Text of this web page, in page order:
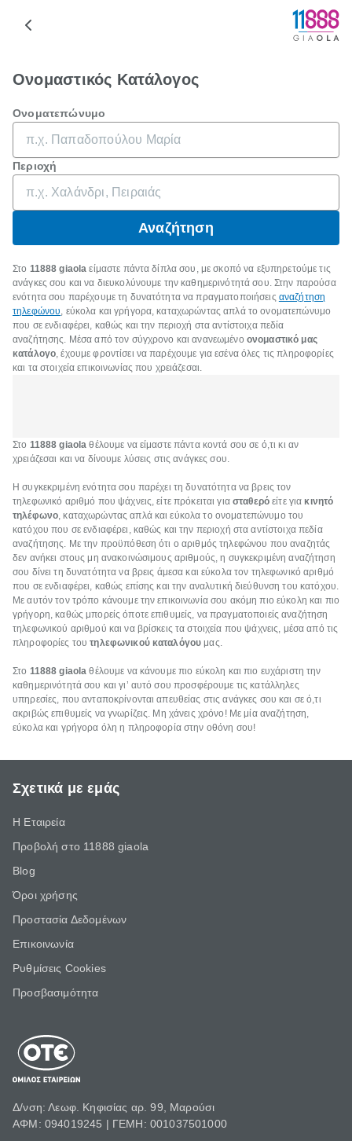
Ονομαστικός Κατάλογος
Ονοματεπώνυμο
Περιοχή
Αναζήτηση
Στο 11888 giaola είμαστε πάντα δίπλα σου, με σκοπό να εξυπηρετούμε τις
ανάγκες σου και να διευκολύνουμε την καθημερινότητά σου. Στην παρούσα
ενότητα σου παρέχουμε τη δυνατότητα να πραγματοποιήσεις αναζήτηση
τηλεφώνου, εύκολα και γρήγορα, καταχωρώντας απλά το ονοματεπώνυμο
που σε ενδιαφέρει, καθώς και την περιοχή στα αντίστοιχα πεδία
αναζήτησης. Μέσα από τον σύγχρονο και ανανεωμένο ονομαστικό μας
κατάλογο, έχουμε φροντίσει να παρέχουμε για εσένα όλες τις πληροφορίες
και τα στοιχεία επικοινωνίας που χρειάζεσαι.
Στο 11888 giaola θέλουμε να είμαστε πάντα κοντά σου σε ό,τι κι αν
χρειάζεσαι και να δίνουμε λύσεις στις ανάγκες σου.
Η συγκεκριμένη ενότητα σου παρέχει τη δυνατότητα να βρεις τον
τηλεφωνικό αριθμό που ψάχνεις, είτε πρόκειται γιασταθερό είτε για κινητό
τηλέφωνο, καταχωρώντας απλά και εύκολα το ονοματεπώνυμο του
κατόχου που σε ενδιαφέρει, καθώς και την περιοχή στα αντίστοιχα πεδία
αναζήτησης. Με την προϋπόθεση ότι ο αριθμός τηλεφώνου που αναζητάς
δεν ανήκει στους μη ανακοινώσιμους αριθμούς, η συγκεκριμένη αναζήτηση
σου δίνει τη δυνατότητα να βρεις άμεσα και εύκολα τον τηλεφωνικό αριθμό
που σε ενδιαφέρει, καθώς επίσης και την αναλυτική διεύθυνση του κατόχου.
Με αυτόν τον τρόπο κάνουμε την επικοινωνία σου ακόμη πιο εύκολη και πιο
γρήγορη, καθώς μπορείς όποτε επιθυμείς, να πραγματοποιείς αναζήτηση
τηλεφωνικού αριθμού και να βρίσκεις τα στοιχεία που ψάχνεις, μέσα από τις
πληροφορίες τουτηλεφωνικού καταλόγου μας.
Στο 11888 giaola θέλουμε να κάνουμε πιο εύκολη και πιο ευχάριστη την
καθημερινότητά σου και γι’ αυτό σου προσφέρουμε τις κατάλληλες
υπηρεσίες, που ανταποκρίνονται απευθείας στις ανάγκες σου και σε ό,τι
ακριβώς επιθυμείς να γνωρίζεις. Μη χάνεις χρόνο! Με μία αναζήτηση,
εύκολα και γρήγορα όλη η πληροφορία στην οθόνη σου!
Σχετικά με εμάς
Η Εταιρεία
Προβολή στο 11888 giaola
Blog
Όροι χρήσης
Προστασία Δεδομένων
Επικοινωνία
Ρυθμίσεις Cookies
Προσβασιμότητα
Δ/νση: Λεωφ. Κηφισίας αρ. 99, Μαρούσι
ΑΦΜ: 094019245 | ΓΕΜΗ: 001037501000